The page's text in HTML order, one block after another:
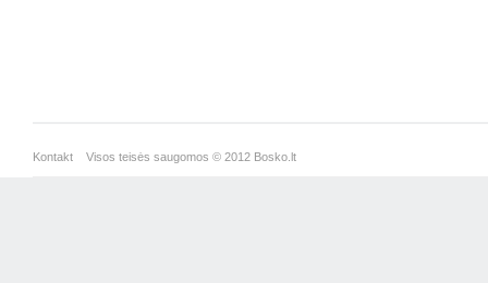
Kontakt Visos teisės saugomos © 2012 Bosko.lt